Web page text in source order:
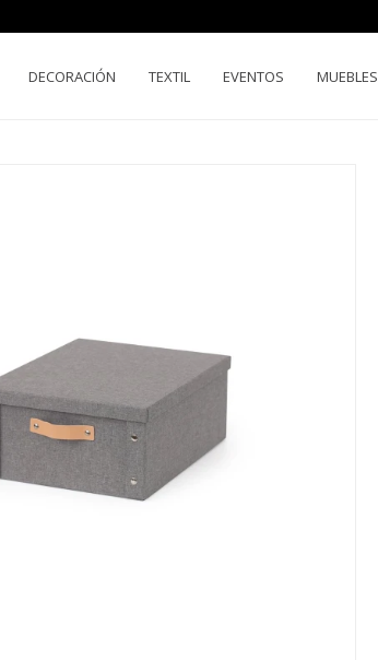
DECORACIÓN TEXTIL EVENTOS MUEBLES